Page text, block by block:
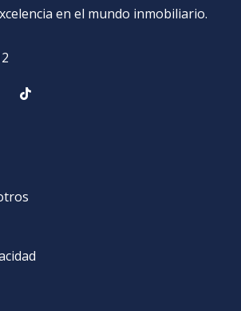
en el mundo inmobiliario.